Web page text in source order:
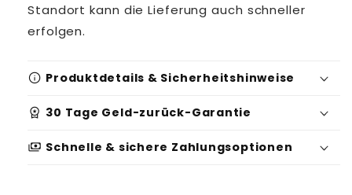
Standort kann die Lieferung auch schneller
erfolgen.
info Produktdetails & Sicherheitshinweise
Produktidentifikation:
Serien-/Batchnummer: 3665973
workspace_premium 30 Tage Geld-zurück-Garantie
payments Schnelle & sichere Zahlungsoptionen